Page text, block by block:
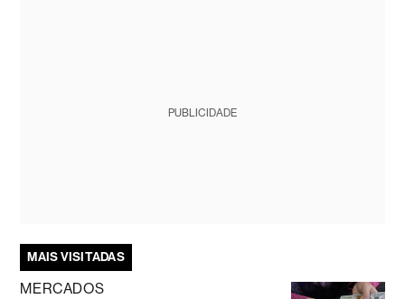
PUBLICIDADE
MAIS VISITADAS
MERCADOS